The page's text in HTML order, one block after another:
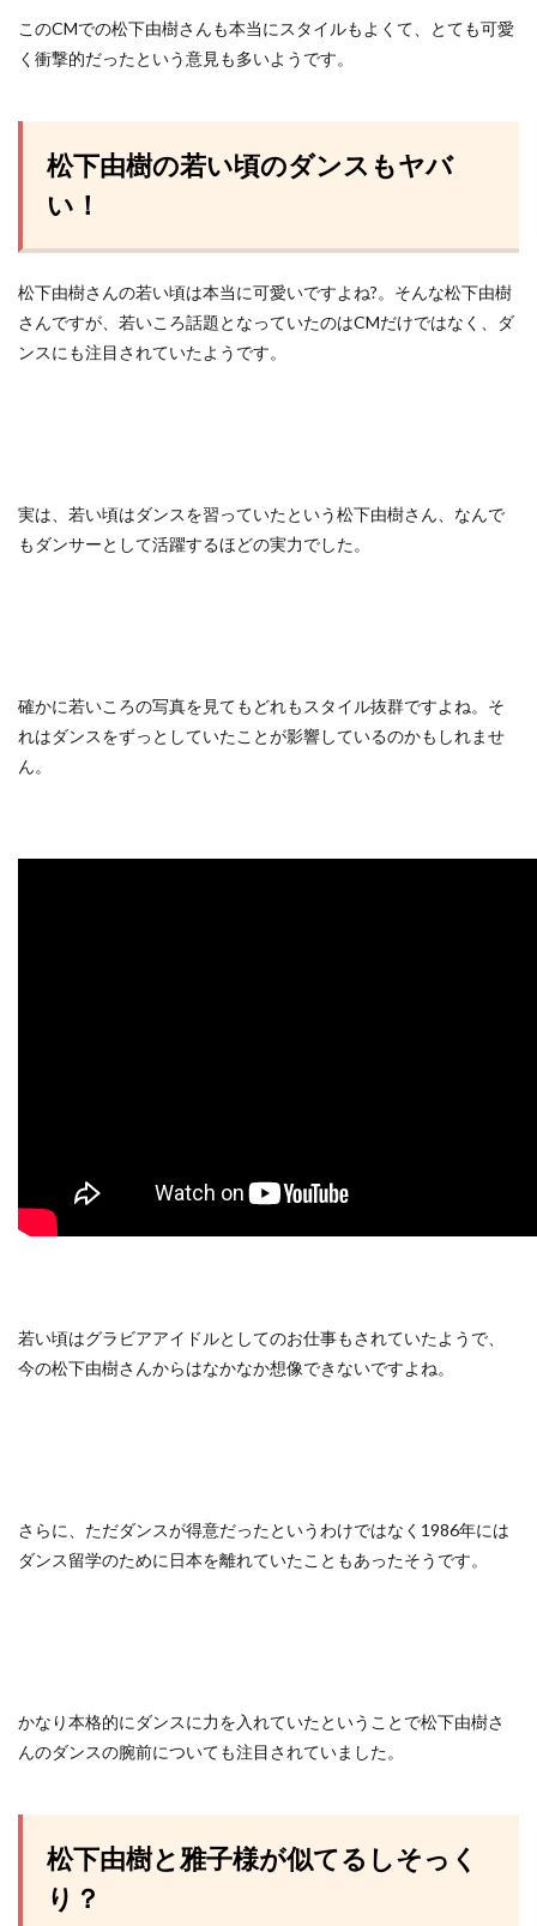
このCMでの松下由樹さんも本当にスタイルもよくて、とても可愛
く衝撃的だったという意見も多いようです。
松下由樹の若い頃のダンスもヤバ
い！
松下由樹さんの若い頃は本当に可愛いですよね?。そんな松下由樹
さんですが、若いころ話題となっていたのはCMだけではなく、ダ
ンスにも注目されていたようです。
実は、若い頃はダンスを習っていたという松下由樹さん、なんで
もダンサーとして活躍するほどの実力でした。
確かに若いころの写真を見てもどれもスタイル抜群ですよね。そ
れはダンスをずっとしていたことが影響しているのかもしれませ
ん。
若い頃はグラビアアイドルとしてのお仕事もされていたようで、
今の松下由樹さんからはなかなか想像できないですよね。
さらに、ただダンスが得意だったというわけではなく1986年には
ダンス留学のために日本を離れていたこともあったそうです。
かなり本格的にダンスに力を入れていたということで松下由樹さ
んのダンスの腕前についても注目されていました。
松下由樹と雅子様が似てるしそっく
り？